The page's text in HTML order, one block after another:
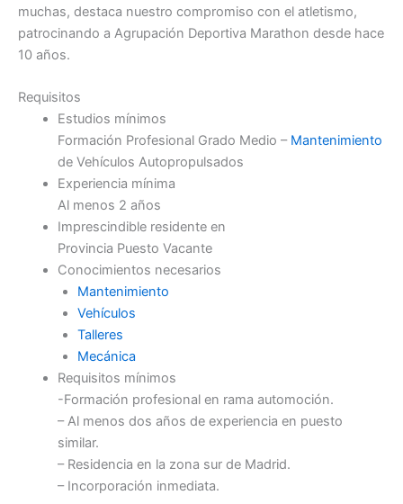
muchas, destaca nuestro compromiso con el atletismo,
patrocinando a Agrupación Deportiva Marathon desde hace
10 años.
Requisitos
Estudios mínimos
Formación Profesional Grado Medio – Mantenimiento
de Vehículos Autopropulsados
Experiencia mínima
Al menos 2 años
Imprescindible residente en
Provincia Puesto Vacante
Conocimientos necesarios
Mantenimiento
Vehículos
Talleres
Mecánica
Requisitos mínimos
-Formación profesional en rama automoción.
– Al menos dos años de experiencia en puesto
similar.
– Residencia en la zona sur de Madrid.
– Incorporación inmediata.